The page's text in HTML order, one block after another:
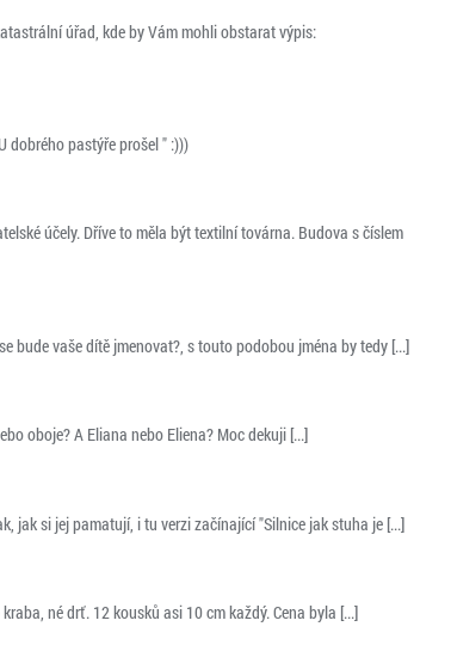
úřad, kde by Vám mohli obstarat výpis:
dobrého pastýře prošel " :)))
účely. Dříve to měla být textilní továrna. Budova s číslem
bude vaše dítě jmenovat?, s touto podobou jména by tedy [...]
oboje? A Eliana nebo Eliena? Moc dekuji [...]
jak si jej pamatují, i tu verzi začínající "Silnice jak stuha je [...]
né drť. 12 kousků asi 10 cm každý. Cena byla [...]